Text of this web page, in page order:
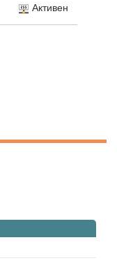
Активен